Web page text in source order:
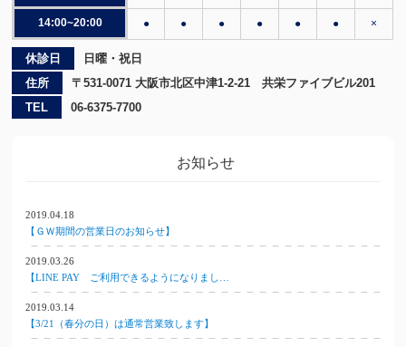
14:00~20:00 ● ● ● ● ● ● ×
休診日
日曜・祝日
住所
〒531-0071 大阪市北区中津1-2-21 共栄ファイブビル201
TEL
06-6375-7700
お知らせ
2019.04.18
【ＧＷ期間の営業日のお知らせ】
2019.03.26
【LINE PAY ご利用できるようになりまし…
2019.03.14
【3/21（春分の日）は通常営業致します】